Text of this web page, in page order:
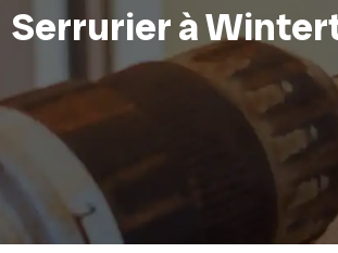
Serrurier à